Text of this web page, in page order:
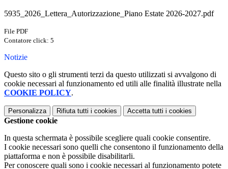
5935_2026_Lettera_Autorizzazione_Piano Estate 2026-2027.pdf
File PDF
Contatore click: 5
Notizie
Questo sito o gli strumenti terzi da questo utilizzati si avvalgono di
cookie necessari al funzionamento ed utili alle finalità illustrate nella
COOKIE POLICY.
Personalizza Rifiuta tutti i cookies Accetta tutti i cookies
Gestione cookie
In questa schermata è possibile scegliere quali cookie consentire.
I cookie necessari sono quelli che consentono il funzionamento della
piattaforma e non è possibile disabilitarli.
Per conoscere quali sono i cookie necessari al funzionamento potete